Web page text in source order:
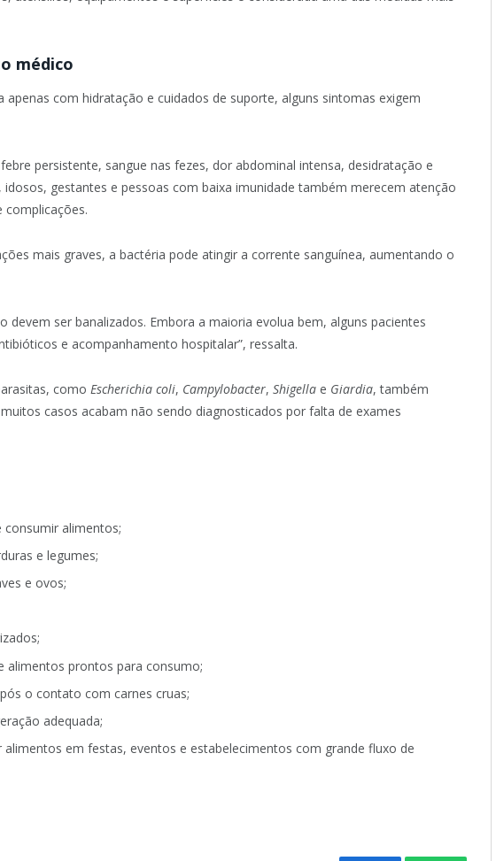
médico
com hidratação e cuidados de suporte, alguns sintomas exigem
persistente, sangue nas fezes, dor abdominal intensa, desidratação e
idosos, gestantes e pessoas com baixa imunidade também merecem atenção
complicações.
mais graves, a bactéria pode atingir a corrente sanguínea, aumentando o
devem ser banalizados. Embora a maioria evolua bem, alguns pacientes
e acompanhamento hospitalar”, ressalta.
como Escherichia coli, Campylobacter, Shigella e Giardia, também
casos acabam não sendo diagnosticados por falta de exames
consumir alimentos;
e legumes;
e ovos;
alimentos prontos para consumo;
o contato com carnes cruas;
adequada;
em festas, eventos e estabelecimentos com grande fluxo de